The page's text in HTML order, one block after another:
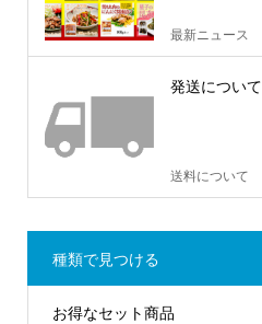
最新ニュース
発送について
送料について
種類で見つける
お得なセット商品